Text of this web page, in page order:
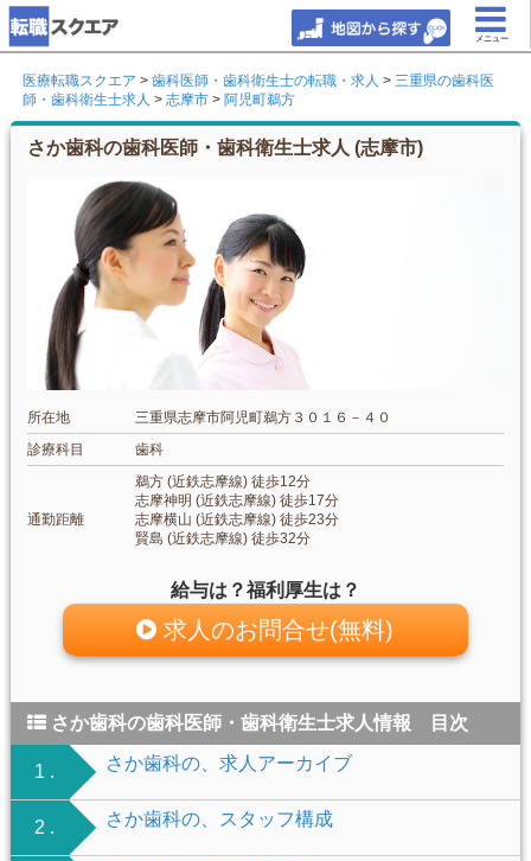
メニュー
医療転職スクエア > 歯科医師・歯科衛生士の転職・求人 > 三重県の歯科医
師・歯科衛生士求人 > 志摩市 > 阿児町鵜方
さか歯科の歯科医師・歯科衛生士求人 (志摩市)
所在地
三重県志摩市阿児町鵜方３０１６－４０
診療科目
歯科
通勤距離
鵜方 (近鉄志摩線) 徒歩12分
志摩神明 (近鉄志摩線) 徒歩17分
志摩横山 (近鉄志摩線) 徒歩23分
賢島 (近鉄志摩線) 徒歩32分
給与は？福利厚生は？
求人のお問合せ(無料)
さか歯科の歯科医師・歯科衛生士求人情報 目次
1 . さか歯科の、求人アーカイブ
2 . さか歯科の、スタッフ構成